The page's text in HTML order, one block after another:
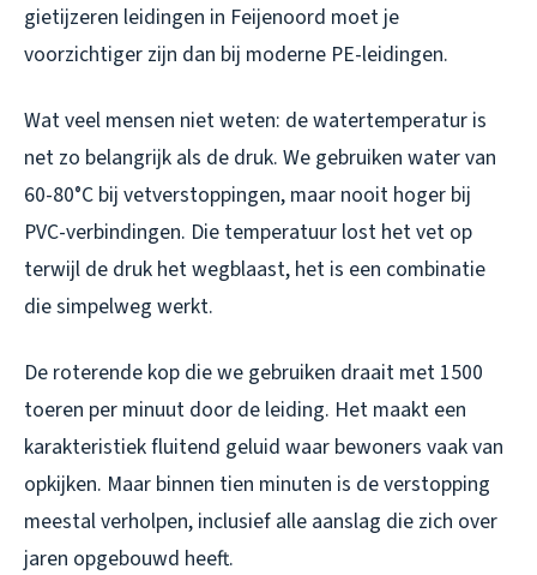
gietijzeren leidingen in Feijenoord moet je
voorzichtiger zijn dan bij moderne PE-leidingen.
Wat veel mensen niet weten: de watertemperatur is
net zo belangrijk als de druk. We gebruiken water van
60-80°C bij vetverstoppingen, maar nooit hoger bij
PVC-verbindingen. Die temperatuur lost het vet op
terwijl de druk het wegblaast, het is een combinatie
die simpelweg werkt.
De roterende kop die we gebruiken draait met 1500
toeren per minuut door de leiding. Het maakt een
karakteristiek fluitend geluid waar bewoners vaak van
opkijken. Maar binnen tien minuten is de verstopping
meestal verholpen, inclusief alle aanslag die zich over
jaren opgebouwd heeft.